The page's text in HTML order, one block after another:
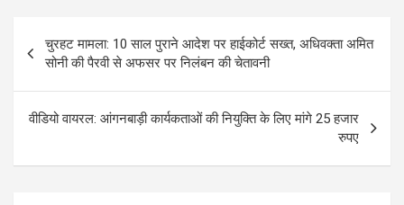
s
a
चुरहट मामला: 10 साल पुराने आदेश पर हाईकोर्ट सख्त, अधिवक्ता अमित
सोनी की पैरवी से अफसर पर निलंबन की चेतावनी
वीडियो वायरल: आंगनबाड़ी कार्यकताओं की नियुक्ति के लिए मांगे 25 हजार
रुपए